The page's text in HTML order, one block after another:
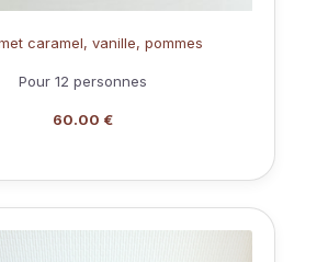
caramel, vanille, pommes
Pour 12 personnes
60.00 €